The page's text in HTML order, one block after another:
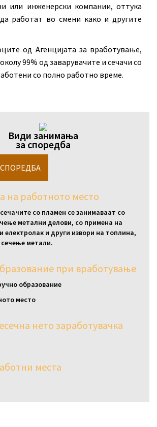
или инженерски компании, оттука
работат во смени како и другите
од Агенцијата за вработување,
99% од заварувачите и сечачи со
со полно работно време.
Види занимања
за споредба
на работното место
со пламен се занимаваат со
метални делови, со примена на
електролак и други извори на топлина,
метали.
при вработување
образование
место
нето заработувачка
местa